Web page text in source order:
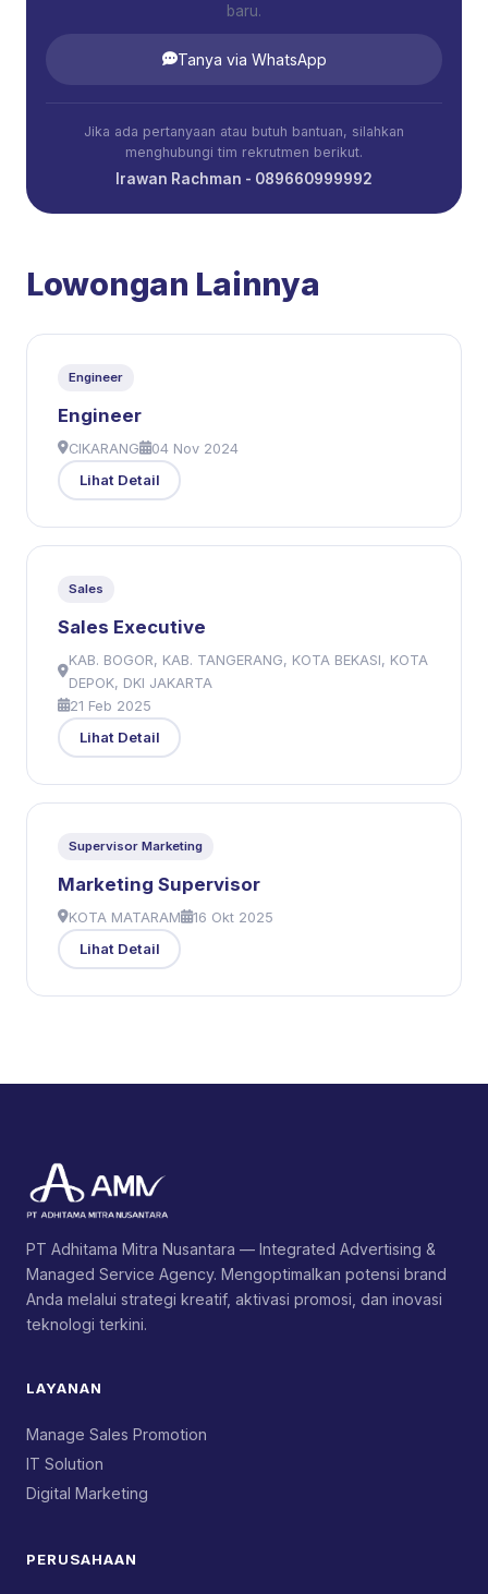
baru.
Tanya via WhatsApp
Jika ada pertanyaan atau butuh bantuan, silahkan
menghubungi tim rekrutmen berikut.
Irawan Rachman - 089660999992
Lowongan Lainnya
Engineer
Engineer
CIKARANG 04 Nov 2024
Lihat Detail
Sales
Sales Executive
KAB. BOGOR, KAB. TANGERANG, KOTA BEKASI, KOTA
DEPOK, DKI JAKARTA
21 Feb 2025
Lihat Detail
Supervisor Marketing
Marketing Supervisor
KOTA MATARAM 16 Okt 2025
Lihat Detail
PT Adhitama Mitra Nusantara — Integrated Advertising &
Managed Service Agency. Mengoptimalkan potensi brand
Anda melalui strategi kreatif, aktivasi promosi, dan inovasi
teknologi terkini.
LAYANAN
Manage Sales Promotion
IT Solution
Digital Marketing
PERUSAHAAN